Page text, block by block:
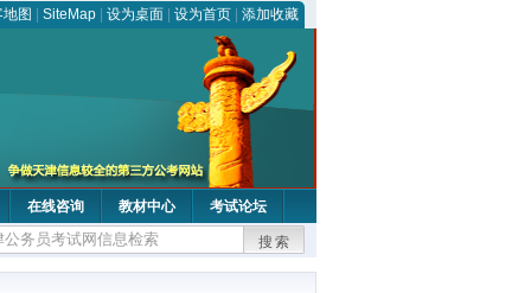
图 SiteMap 设为桌面 设为首页 添加收藏
在线咨询 教材中心 考试论坛
搜索